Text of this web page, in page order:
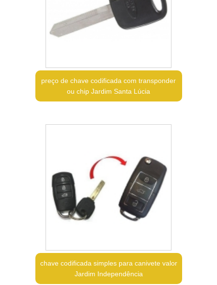
preço de chave codificada com transponder
ou chip Jardim Santa Lúcia
chave codificada simples para canivete valor
Jardim Independência